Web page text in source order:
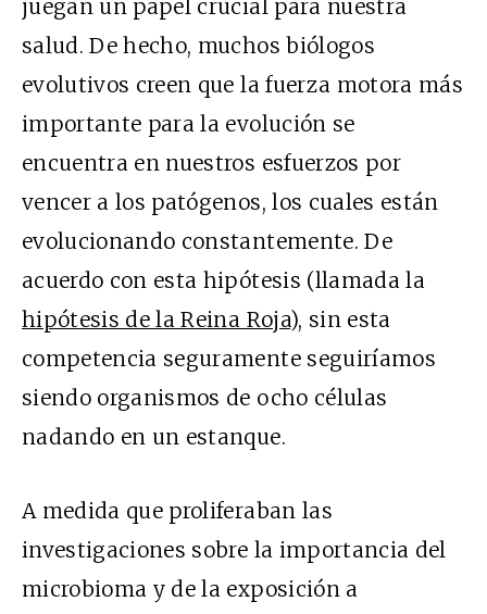
juegan un papel crucial para nuestra
salud. De hecho, muchos biólogos
evolutivos creen que la fuerza motora más
importante para la evolución se
encuentra en nuestros esfuerzos por
vencer a los patógenos, los cuales están
evolucionando constantemente. De
acuerdo con esta hipótesis (llamada la
hipótesis de la Reina Roja), sin esta
competencia seguramente seguiríamos
siendo organismos de ocho células
nadando en un estanque.
A medida que proliferaban las
investigaciones sobre la importancia del
microbioma y de la exposición a